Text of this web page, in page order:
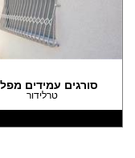
סורגים עמידים
טרלידור